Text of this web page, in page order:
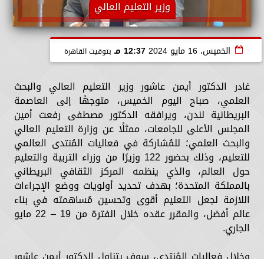
وزير التعليم العالي
الخميس، 16 مايو 2024 12:37 مـ بتوقيت القاهرة
غادر الدكتور أيمن عاشور وزير التعليم العالي والبحث
العلمي، صباح اليوم الخميس، متوجهًا إلى العاصمة
البريطانية لندن، ويرافقه الدكتور مصطفى رفعت أمين
المجلس الأعلى للجامعات، ممثلًا عن وزارة التعليم العالي
والبحث العلمي؛ للمُشاركة في فعاليات المُنتدى العالمي
للتعليم، وذلك بحضور 122 وزيرًا من وزراء التربية والتعليم
حول العالم، والذي ينظمه المركز الثقافي البريطاني
بالمملكة المتحدة؛ بهدف تحديد أولويات ووضع الإجراءات
اللازمة لجعل التعليم أقوى وتحسين مُساهمته في بناء
عالم أفضل، والمقرر عقده خلال الفترة من 19 – 22 مايو
الجاري.